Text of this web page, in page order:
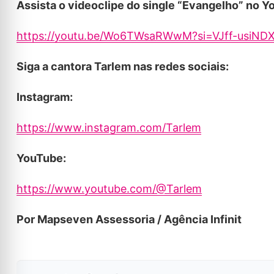
Assista o videoclipe do single “Evangelho” no
https://youtu.be/Wo6TWsaRWwM?si=VJff-
Siga a cantora Tarlem nas redes sociais:
Instagram:
https://www.instagram.com/Tarlem
YouTube:
https://www.youtube.com/@Tarlem
Por Mapseven Assessoria / Agência Infinit